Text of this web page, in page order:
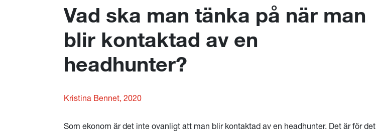
Vad ska man tänka på när man
blir kontaktad av en
headhunter?
Kristina Bennet, 2020
Som ekonom är det inte ovanligt att man blir kontaktad av en headhunter. Det är för det